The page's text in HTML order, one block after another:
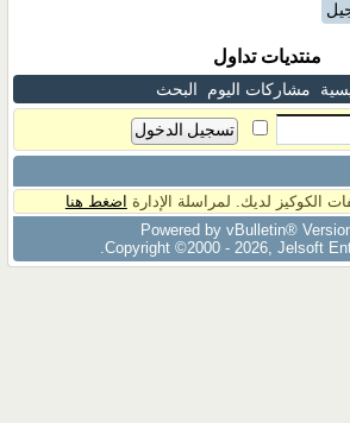
منتديات تداول
مشاركات اليوم البحث
الكوكيز لديك. لمراسلة الإدارة اضغط هنا
Powered by vBulletin®
Copyright ©2000 - 2026, Jelsoft